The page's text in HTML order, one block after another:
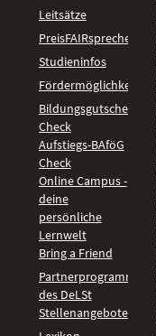
Leitsätze
PreisFAIRsprechen
Studieninfos
Fördermöglichkeiten
Bildungsgutschein
Check
Aufstiegs-BAföG
Check
Online Campus -
deine
persönliche
Lernwelt
Bring a Friend
Partnerprogramm
des DeLSt
Stellenangebote